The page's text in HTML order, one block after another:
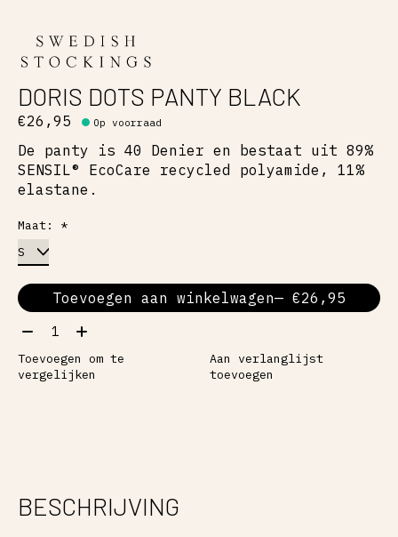
DORIS DOTS PANTY BLACK
€26,95 Op voorraad
De panty is 40 Denier en bestaat uit 89%
SENSIL® EcoCare recycled polyamide, 11%
elastane.
Maat: *
Toevoegen aan winkelwagen
— €26,95
Aantal:
Toevoegen om te
vergelijken
Aan verlanglijst
toevoegen
BESCHRIJVING